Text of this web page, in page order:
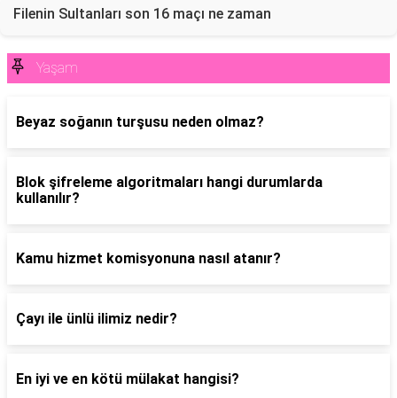
Filenin Sultanları son 16 maçı ne zaman
Yaşam
Beyaz soğanın turşusu neden olmaz?
Blok şifreleme algoritmaları hangi durumlarda
kullanılır?
Kamu hizmet komisyonuna nasıl atanır?
Çayı ile ünlü ilimiz nedir?
En iyi ve en kötü mülakat hangisi?